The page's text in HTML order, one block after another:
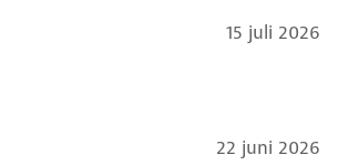
15 juli 2026
22 juni 2026